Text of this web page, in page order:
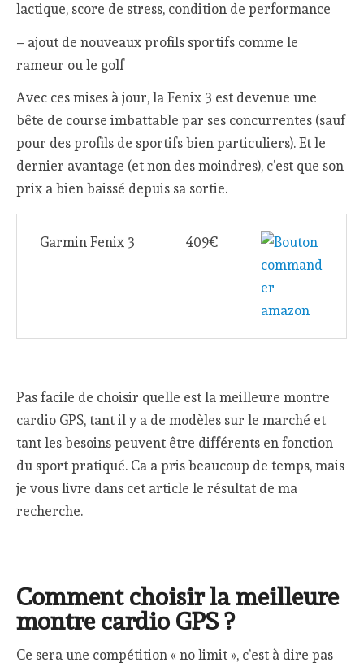
lactique, score de stress, condition de performance
– ajout de nouveaux profils sportifs comme le
rameur ou le golf
Avec ces mises à jour, la Fenix 3 est devenue une
bête de course imbattable par ses concurrentes (sauf
pour des profils de sportifs bien particuliers). Et le
dernier avantage (et non des moindres), c’est que son
prix a bien baissé depuis sa sortie.
Garmin Fenix 3 409€
Pas facile de choisir quelle est la meilleure montre
cardio GPS, tant il y a de modèles sur le marché et
tant les besoins peuvent être différents en fonction
du sport pratiqué. Ca a pris beaucoup de temps, mais
je vous livre dans cet article le résultat de ma
recherche.
Comment choisir la meilleure
montre cardio GPS ?
Ce sera une compétition « no limit », c’est à dire pas